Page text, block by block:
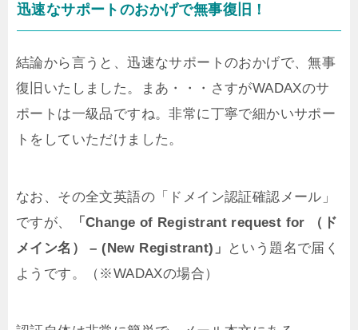
迅速なサポートのおかげで無事復旧！
結論から言うと、迅速なサポートのおかげで、無事
復旧いたしました。まあ・・・さすがWADAXのサ
ポートは一級品ですね。非常に丁寧で細かいサポー
トをしていただけました。
なお、その全文英語の「ドメイン認証確認メール」
ですが、
「Change of Registrant request for （ド
メイン名） – (New Registrant)」
という題名で届く
ようです。（※WADAXの場合）